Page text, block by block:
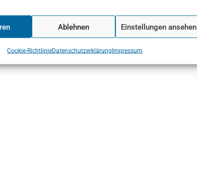
Ablehnen Einstellungen ansehen
Cookie-RichtlinieDatenschutzerklärungImpressum